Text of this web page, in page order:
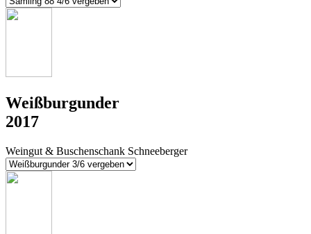
Weißburgunder
2017
Weingut & Buschenschank Schneeberger